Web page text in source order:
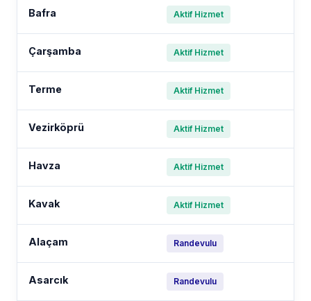
Bafra Aktif Hizmet
Çarşamba Aktif Hizmet
Terme Aktif Hizmet
Vezirköprü Aktif Hizmet
Havza Aktif Hizmet
Kavak Aktif Hizmet
Alaçam Randevulu
Asarcık Randevulu